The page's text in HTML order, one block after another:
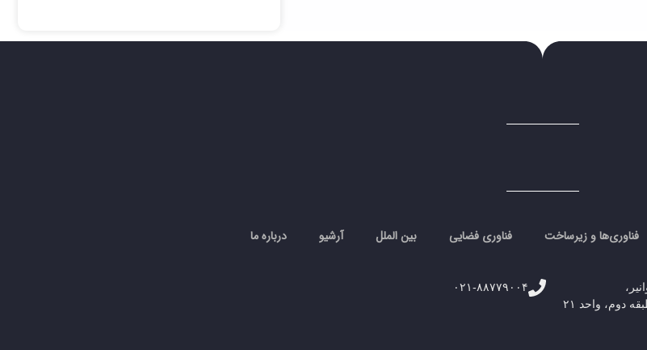
فناوری‌ها و زیرساخت فناوری فضایی بین الملل آرشیو درباره ما
۰۲۱-۸۸۷۷۹۰۰۴